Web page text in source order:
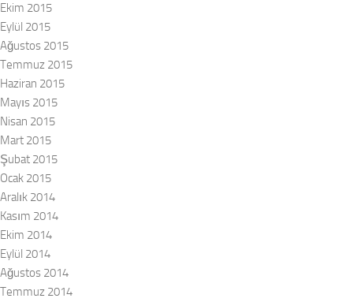
Ekim 2015
Eylül 2015
Ağustos 2015
Temmuz 2015
Haziran 2015
Mayıs 2015
Nisan 2015
Mart 2015
Şubat 2015
Ocak 2015
Aralık 2014
Kasım 2014
Ekim 2014
Eylül 2014
Ağustos 2014
Temmuz 2014